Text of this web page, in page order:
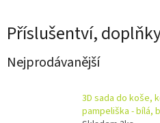
Příslušentví,
Nejprodávanější
3D sada do koše,
pampeliška - bílá,